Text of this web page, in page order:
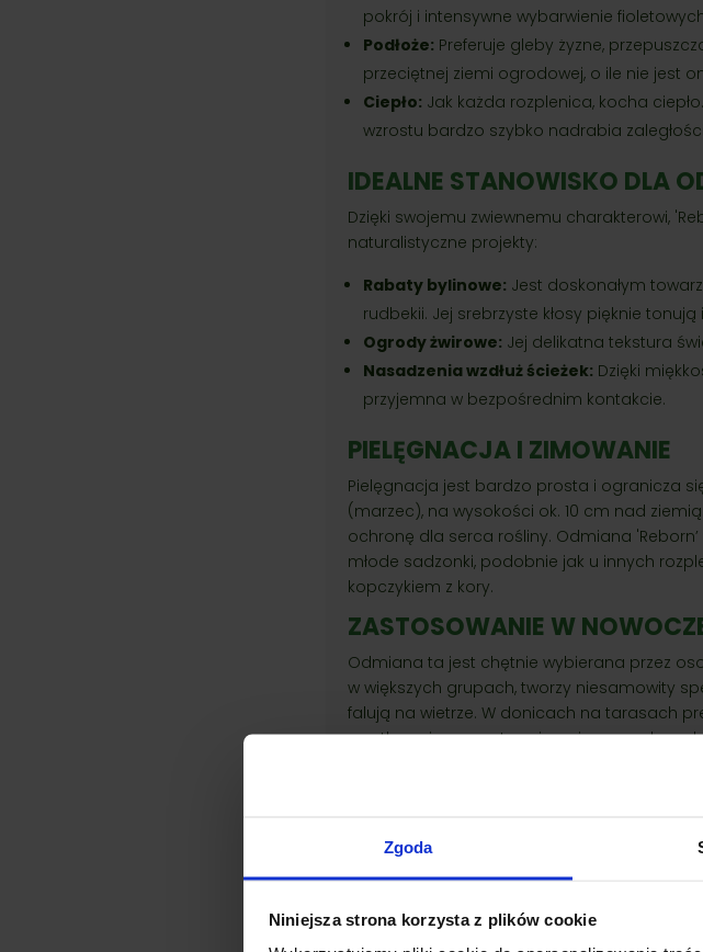
Zgoda
Niniejsza strona korzysta z plików cookie
pokrój i intensywne wybarwienie
Podłoże: Preferuje gleby żyzne,
przeciętnej ziemi ogrodowej, o ile nie jest
Ciepło: Jak każda rozplenica, kocha
wzrostu bardzo szybko nadrabia
IDEALNE STANOWISKO DLA
Dzięki swojemu zwiewnemu charakterowi,
naturalistyczne projekty:
Rabaty bylinowe: Jest doskonałym
rudbekii. Jej srebrzyste kłosy pięknie
Ogrody żwirowe: Jej delikatna tekstura
Nasadzenia wzdłuż ścieżek: Dzięki
przyjemna w bezpośrednim kontakcie.
PIELĘGNACJA I ZIMOWANIE
Pielęgnacja jest bardzo prosta i ogranicza
(marzec), na wysokości ok. 10 cm nad
ochronę dla serca rośliny. Odmiana
młode sadzonki, podobnie jak u innych
kopczykiem z kory.
ZASTOSOWANIE W
Odmiana ta jest chętnie wybierana przez
w większych grupach, tworzy niesamowity
falują na wietrze. W donicach na tarasach
przytłaczając przestrzeni swoją masą, lecz